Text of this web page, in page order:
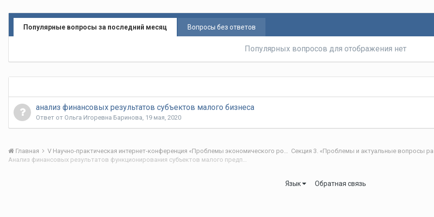
Популярные вопросы за последний месяц Вопросы без ответов
Популярных вопросов для отображения нет
анализ финансовых результатов субъектов малого бизнеса
Ответ от Ольга Игоревна Баринова, 19 мая, 2020
Главная V Научно-практическая интернет-конференция «Проблемы экономического роста и устойчивого развития территорий» Секция 3. «Проблемы и актуальные вопросы
Анализ финансовых результатов функционирования субъектов малого предпринимательства депрессивных видов деятельности
Язык Обратная связь